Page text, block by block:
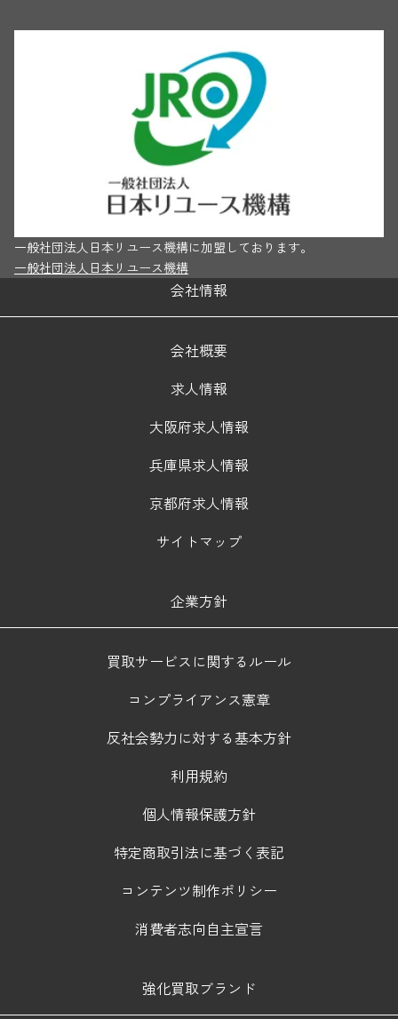
一般社団法人日本リユース機構に加盟しております。
一般社団法人日本リユース機構
会社情報
会社概要
求人情報
大阪府求人情報
兵庫県求人情報
京都府求人情報
サイトマップ
企業方針
買取サービスに関するルール
コンプライアンス憲章
反社会勢力に対する基本方針
利用規約
個人情報保護方針
特定商取引法に基づく表記
コンテンツ制作ポリシー
消費者志向自主宣言
強化買取ブランド